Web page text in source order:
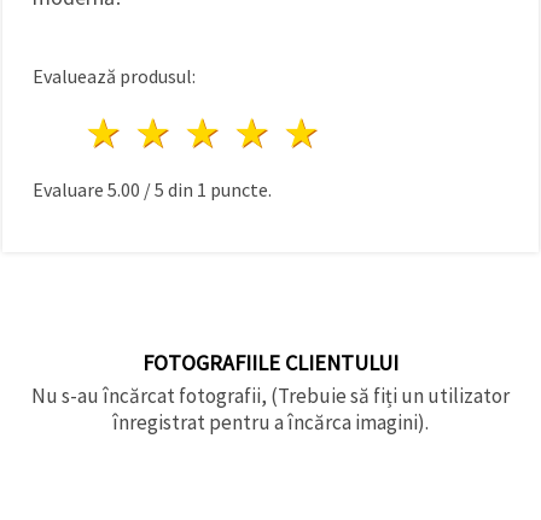
Evaluează produsul:
4 stele
3 stele
2 stele
1 stea
Evaluare 5.00 /5 din 1 puncte.
FOTOGRAFIILE CLIENTULUI
Nu s-au încărcat fotografii, (Trebuie să fiți un utilizator
înregistrat pentru a încărca imagini).